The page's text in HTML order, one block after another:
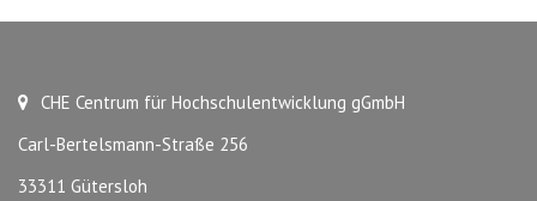
CHE Centrum für Hochschulentwicklung gGmbH
Carl-Bertelsmann-Straße 256
33311 Gütersloh